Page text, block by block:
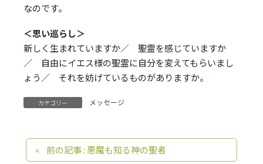
なのです。
＜思い巡らし＞
新しく生まれていますか／ 聖霊を感じていますか
／ 自由にイエス様の聖霊に自分を変えてもらいまし
ょう／ それを妨げているものがありますか。
カテゴリー メッセージ
前の記事 : 悪魔も知る神の聖者